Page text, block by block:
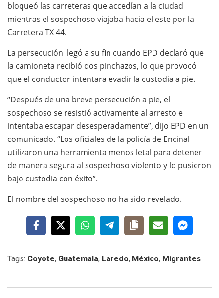
bloqueó las carreteras que accedían a la ciudad
mientras el sospechoso viajaba hacia el este por la
Carretera TX 44.
La persecución llegó a su fin cuando EPD declaró que
la camioneta recibió dos pinchazos, lo que provocó
que el conductor intentara evadir la custodia a pie.
“Después de una breve persecución a pie, el
sospechoso se resistió activamente al arresto e
intentaba escapar desesperadamente”, dijo EPD en un
comunicado. “Los oficiales de la policía de Encinal
utilizaron una herramienta menos letal para detener
de manera segura al sospechoso violento y lo pusieron
bajo custodia con éxito”.
El nombre del sospechoso no ha sido revelado.
Tags: Coyote, Guatemala, Laredo, México, Migrantes